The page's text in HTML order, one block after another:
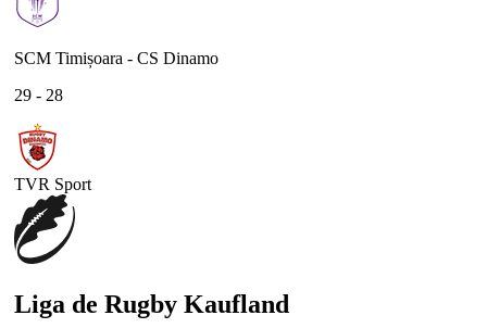
SCM Timișoara - CS Dinamo
29 - 28
TVR Sport
Liga de Rugby Kaufland